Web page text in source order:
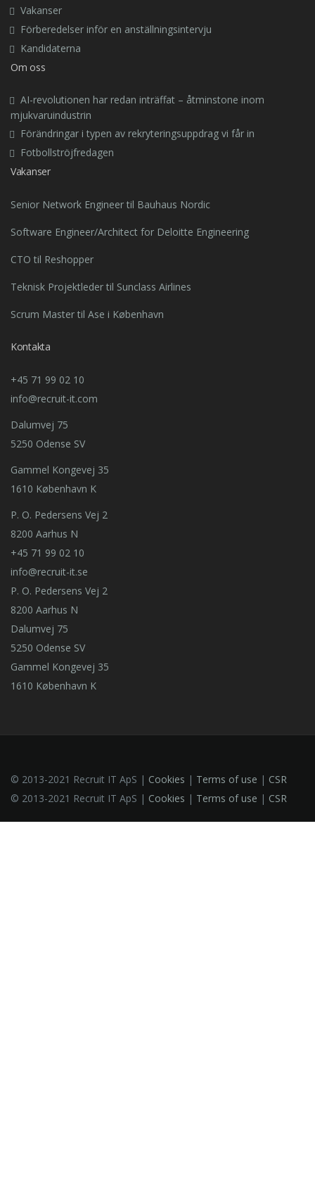
Vakanser
Förberedelser inför en anställningsintervju
Kandidaterna
Om oss
AI-revolutionen har redan inträffat – åtminstone inom
mjukvaruindustrin
Förändringar i typen av rekryteringsuppdrag vi får in
Fotbollströjfredagen
Vakanser
Senior Network Engineer til Bauhaus Nordic
Software Engineer/Architect for Deloitte Engineering
CTO til Reshopper
Teknisk Projektleder til Sunclass Airlines
Scrum Master til Ase i København
Kontakta
+45 71 99 02 10
info@recruit-it.com
Dalumvej 75
5250 Odense SV
Gammel Kongevej 35
1610 København K
P. O. Pedersens Vej 2
8200 Aarhus N
+45 71 99 02 10
info@recruit-it.se
P. O. Pedersens Vej 2
8200 Aarhus N
Dalumvej 75
5250 Odense SV
Gammel Kongevej 35
1610 København K
© 2013-2021 Recruit IT ApS | Cookies | Terms of use | CSR
© 2013-2021 Recruit IT ApS | Cookies | Terms of use | CSR